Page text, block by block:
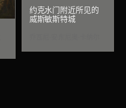
约克水门附近所见的
威斯敏斯特城